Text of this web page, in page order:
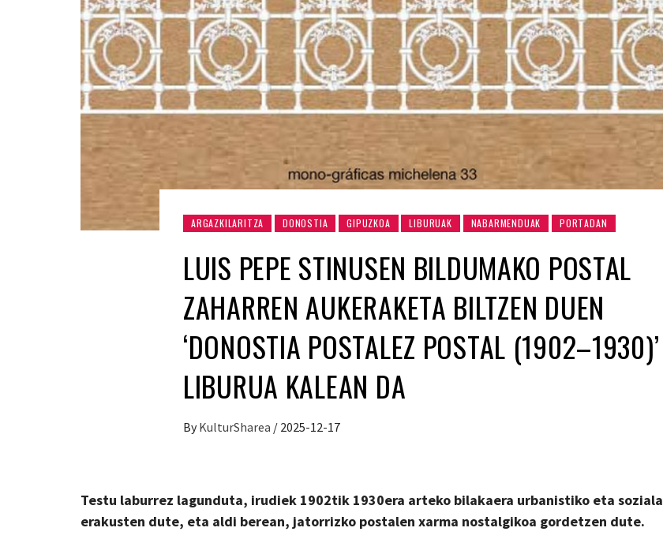
ARGAZKILARITZA DONOSTIA GIPUZKOA LIBURUAK NABARMENDUAK PORTADAN
LUIS PEPE STINUSEN BILDUMAKO POSTAL
ZAHARREN AUKERAKETA BILTZEN DUEN
‘DONOSTIA POSTALEZ POSTAL (1902–1930)’
LIBURUA KALEAN DA
By KulturSharea / 2025-12-17
Testu laburrez lagunduta, irudiek 1902tik 1930era arteko bilakaera urbanistiko eta soziala
erakusten dute, eta aldi berean, jatorrizko postalen xarma nostalgikoa gordetzen dute.